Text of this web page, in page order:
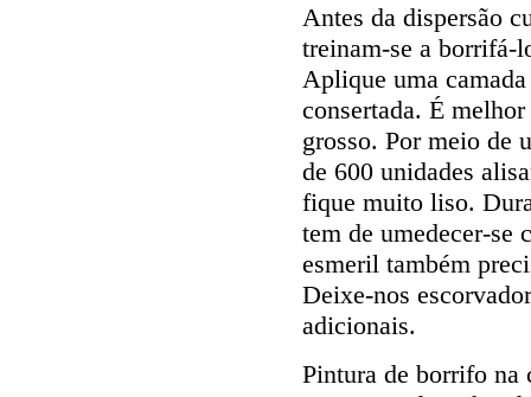
Antes da dispersão
treinam-se a borrifá-
Aplique uma
consertada. É
grosso. Por meio de
de 600 unidades
fique muito liso.
tem de umedecer-se
esmeril também
Deixe-nos
adicionais.
Pintura de borrifo na